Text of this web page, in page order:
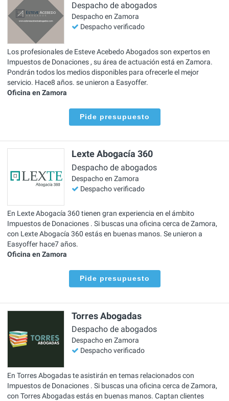
Despacho de abogados
Despacho en Zamora
Despacho verificado
Los profesionales de Esteve Acebedo Abogados son expertos en
Impuestos de Donaciones , su área de actuación está en Zamora.
Pondrán todos los medios disponibles para ofrecerle el mejor
servicio. Hace8 años. se unieron a Easyoffer.
Oficina en Zamora
Pide presupuesto
Lexte Abogacía 360
Despacho de abogados
Despacho en Zamora
Despacho verificado
En Lexte Abogacía 360 tienen gran experiencia en el ámbito
Impuestos de Donaciones . Si buscas una oficina cerca de Zamora,
con Lexte Abogacía 360 estás en buenas manos. Se unieron a
Easyoffer hace7 años.
Oficina en Zamora
Pide presupuesto
Torres Abogadas
Despacho de abogados
Despacho en Zamora
Despacho verificado
En Torres Abogadas te asistirán en temas relacionados con
Impuestos de Donaciones . Si buscas una oficina cerca de Zamora,
con Torres Abogadas estás en buenas manos. Captan clientes